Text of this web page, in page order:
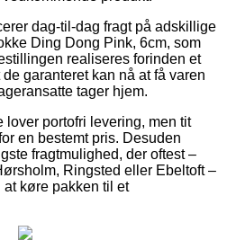
dag-til-dag fragt på adskillige
Ding Dong Pink, 6cm, som
realiseres forinden et
garanteret kan nå at få varen
tager hjem.
lover portofri levering, men tit
en bestemt pris. Desuden
fragtmulighed, der oftest –
Ringsted eller Ebeltoft –
køre pakken til et